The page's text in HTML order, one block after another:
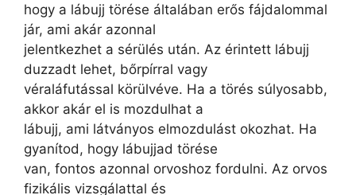
hogy a lábujj törése általában erős fájdalommal
jár, ami akár azonnal
jelentkezhet a sérülés után. Az érintett lábujj
duzzadt lehet, bőrpírral vagy
véraláfutással körülvéve. Ha a törés súlyosabb,
akkor akár el is mozdulhat a
lábujj, ami látványos elmozdulást okozhat. Ha
gyanítod, hogy lábujjad törése
van, fontos azonnal orvoshoz fordulni. Az orvos
fizikális vizsgálattal és